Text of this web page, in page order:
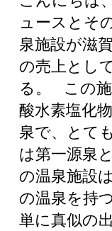
ュースとそ
泉施設が滋
の売上とし
る。 この施
酸水素塩化
泉で、とて
は第一源泉
の温泉施設
の温泉を持
単に真似の